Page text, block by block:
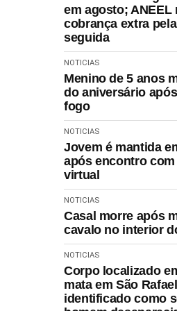
em agosto; ANEEL
cobrança extra pela
seguida
NOTICIAS
Menino de 5 anos
do aniversário
fogo
NOTICIAS
Jovem é mantida
após encontro
virtual
NOTICIAS
Casal morre após
cavalo no interior
NOTICIAS
Corpo localizado
mata em São
identificado como